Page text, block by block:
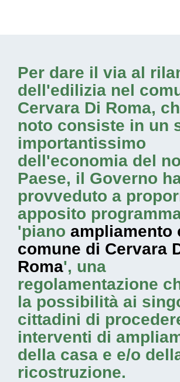
Per dare il via al
dell'edilizia nel
Cervara Di Roma,
noto consiste in un
importantissimo
dell'economia del
Paese, il Governo
provveduto a
apposito
'piano ampliamento
comune di Cervara
Roma', una
regolamentazione
la possibilità ai
cittadini di
interventi di
della casa e e/o
ricostruzione.